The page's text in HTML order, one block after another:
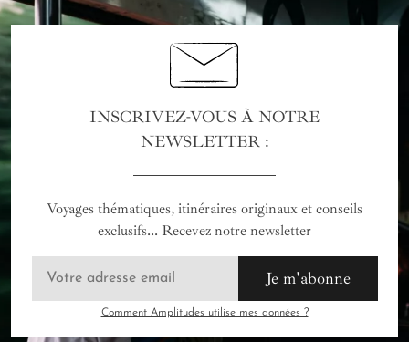
INSCRIVEZ-VOUS À NOTRE
NEWSLETTER :
Voyages thématiques, itinéraires originaux et conseils
exclusifs... Recevez notre newsletter
Je m'abonne
Comment Amplitudes utilise mes données ?